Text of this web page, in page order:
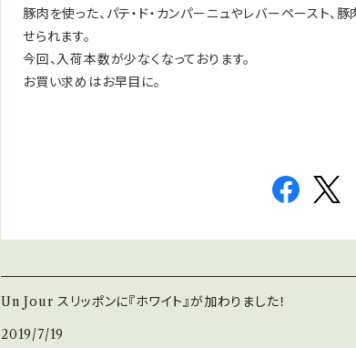
豚肉を使った、パテ・ド・カンパーニュやレバーペースト
せられます。
今回、入荷本数が少なくなっております。
お買い求めはお早目に。
Un Jour スリッポンに『ホワイト』が加わりました！
2019/7/19